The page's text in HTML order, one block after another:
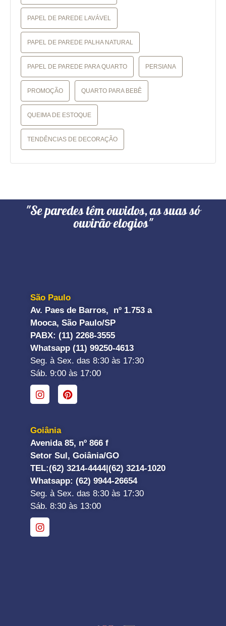
PAPEL DE PAREDE LAVÁVEL
PAPEL DE PAREDE PALHA NATURAL
PAPEL DE PAREDE PARA QUARTO PERSIANA
PROMOÇÃO QUARTO PARA BEBÊ
QUEIMA DE ESTOQUE
TENDÊNCIAS DE DECORAÇÃO
"Se paredes têm ouvidos, as suas só
ouvirão elogios"
São Paulo
Av. Paes de Barros, nº 1.753 a
Mooca, São Paulo/SP
PABX: (11) 2268-3555
Whatsapp (11) 99250-4613
Seg. à Sex. das 8:30 às 17:30
Sáb. 9:00 às 17:00
Goiânia
Avenida 85, nº 866 f
Setor Sul, Goiânia/GO
TEL:(62) 3214-4444| (62) 3214-1020
Whatsapp: (62) 9944-26654
Seg. à Sex. das 8:30 às 17:30
Sáb. 8:30 às 13:00